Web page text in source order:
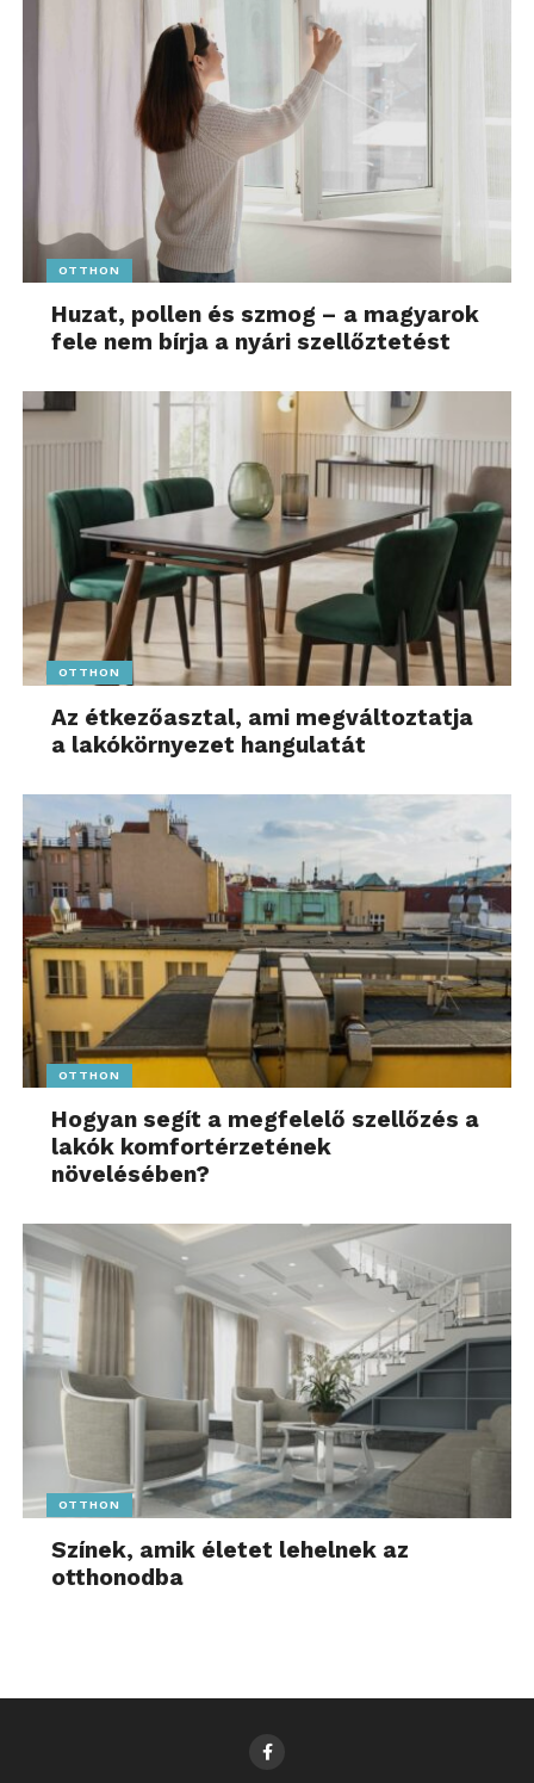
OTTHON
Huzat, pollen és szmog – a magyarok
fele nem bírja a nyári szellőztetést
OTTHON
Az étkezőasztal, ami megváltoztatja
a lakókörnyezet hangulatát
OTTHON
Hogyan segít a megfelelő szellőzés a
lakók komfortérzetének
növelésében?
OTTHON
Színek, amik életet lehelnek az
otthonodba